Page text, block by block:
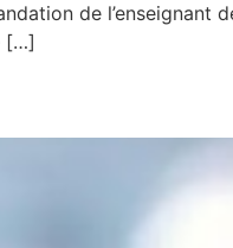
de l’enseignant
[…]